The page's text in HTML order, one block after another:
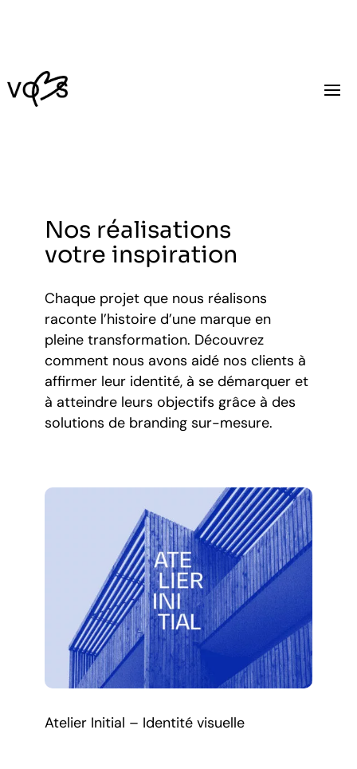
Nos réalisations
votre inspiration
Chaque projet que nous réalisons
raconte l’histoire d’une marque en
pleine transformation. Découvrez
comment nous avons aidé nos clients à
affirmer leur identité, à se démarquer et
à atteindre leurs objectifs grâce à des
solutions de branding sur-mesure.
Atelier Initial – Identité visuelle